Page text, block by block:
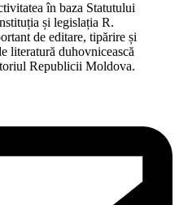
în baza Statutului
și legislația R.
de editare, tipărire și
literatură duhovnicească
Republicii Moldova.